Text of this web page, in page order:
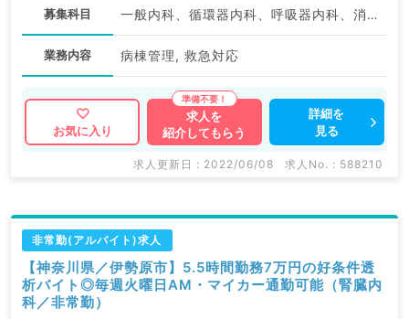
募集科目 一般内科、循環器内科、呼吸器内科、消化器内科、内分泌・代謝内科、腎臓内科、老年内科
業務内容 病棟管理, 救急対応
お気に入り
求人を
紹介してもらう
詳細を
見る
求人更新日 : 2022/06/08 求人No. : 588210
非常勤(アルバイト)求人
【神奈川県／伊勢原市】5.5時間勤務7万円の好条件透
析バイト◎毎週火曜日AM・マイカー通勤可能（腎臓内
科／非常勤）